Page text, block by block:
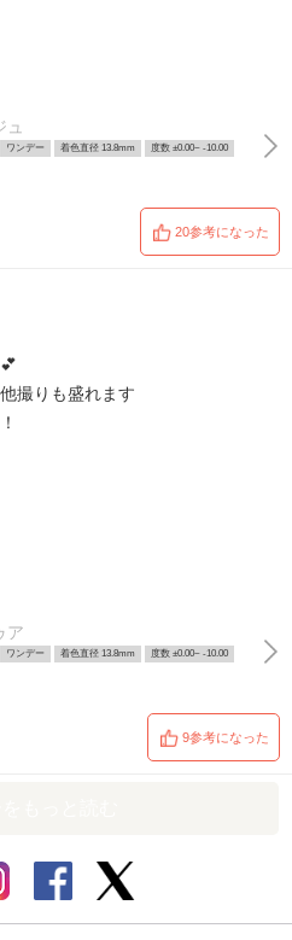
ュ
ワンデー 着色直径 13.8mm 度数 ±0.00~ -10.00
20参考になった
撮りも盛れます
ア
ワンデー 着色直径 13.8mm 度数 ±0.00~ -10.00
9参考になった